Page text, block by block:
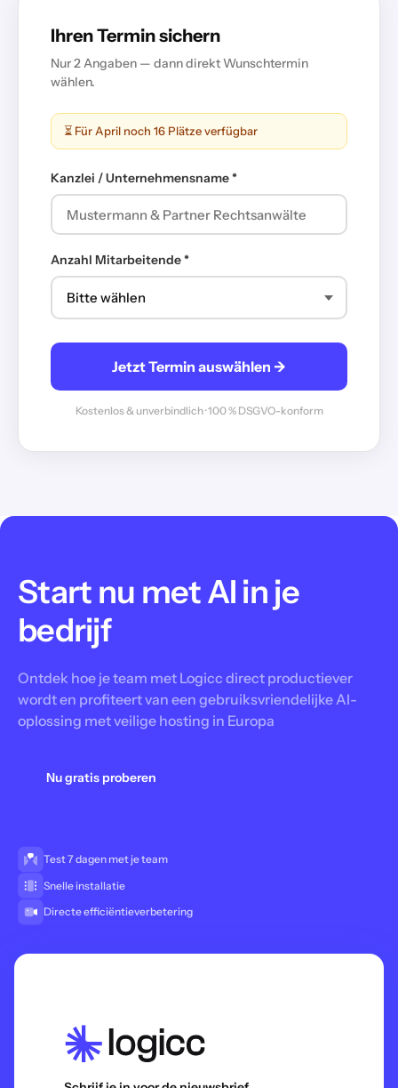
Ihren Termin sichern
Nur 2 Angaben — dann direkt Wunschtermin
wählen.
⏳ Für April noch 16 Plätze verfügbar
Kanzlei / Unternehmensname *
Anzahl Mitarbeitende *
Jetzt Termin auswählen →
Kostenlos & unverbindlich · 100 % DSGVO-konform
Start nu met AI in je
bedrijf
Ontdek hoe je team met Logicc direct productiever
wordt en profiteert van een gebruiksvriendelijke AI-
oplossing met veilige hosting in Europa
Nu gratis proberen
Test 7 dagen met je team
Snelle installatie
Directe efficiëntieverbetering